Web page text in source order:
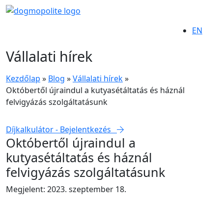
EN
Vállalati hírek
Kezdőlap » Blog »Vállalati hírek»
Októbertől újraindul a kutyasétáltatás és háznál
felvigyázás szolgáltatásunk
Díjkalkulátor - Bejelentkezés
Októbertől újraindul a
kutyasétáltatás és háznál
felvigyázás szolgáltatásunk
Megjelent: 2023. szeptember 18.